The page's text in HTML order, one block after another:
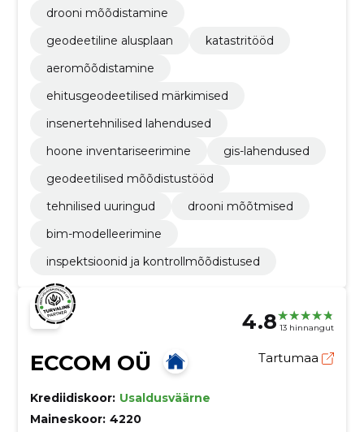
drooni mõõdistamine
geodeetiline alusplaan
katastritööd
aeromõõdistamine
ehitusgeodeetilised märkimised
insenertehnilised lahendused
hoone inventariseerimine
gis-lahendused
geodeetilised mõõdistustööd
tehnilised uuringud
drooni mõõtmised
bim-modelleerimine
inspektsioonid ja kontrollmõõdistused
4.8 13 hinnangut
ECCOM OÜ Tartumaa
Krediidiskoor: Usaldusväärne
Maineskoor: 4220